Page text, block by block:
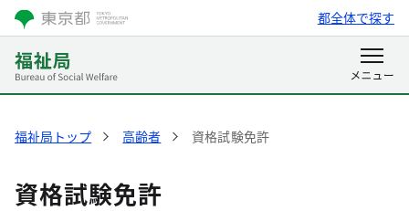
都全体で探す
福祉局トップ 高齢者 資格試験免許
資格試験免許